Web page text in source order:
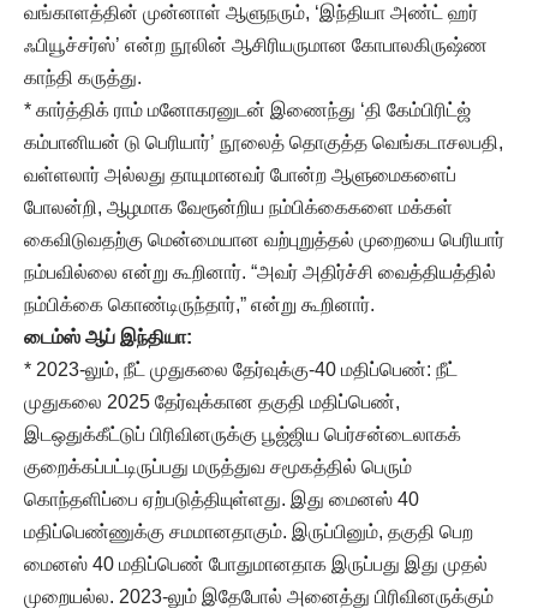
வங்காளத்தின் முன்னாள் ஆளுநரும், ‘இந்தியா அண்ட் ஹர்
ஃபியூச்சர்ஸ்’ என்ற நூலின் ஆசிரியருமான கோபாலகிருஷ்ண
காந்தி கருத்து.
* கார்த்திக் ராம் மனோகரனுடன் இணைந்து ‘தி கேம்பிரிட்ஜ்
கம்பானியன் டு பெரியார்’ நூலைத் தொகுத்த வெங்கடாசலபதி,
வள்ளலார் அல்லது தாயுமானவர் போன்ற ஆளுமைகளைப்
போலன்றி, ஆழமாக வேரூன்றிய நம்பிக்கைகளை மக்கள்
கைவிடுவதற்கு மென்மையான வற்புறுத்தல் முறையை பெரியார்
நம்பவில்லை என்று கூறினார். “அவர் அதிர்ச்சி வைத்தியத்தில்
நம்பிக்கை கொண்டிருந்தார்,” என்று கூறினார்.
டைம்ஸ் ஆப் இந்தியா:
* 2023-லும், நீட் முதுகலை தேர்வுக்கு-40 மதிப்பெண்: நீட்
முதுகலை 2025 தேர்வுக்கான தகுதி மதிப்பெண்,
இடஒதுக்கீட்டுப் பிரிவினருக்கு பூஜ்ஜிய பெர்சன்டைலாகக்
குறைக்கப்பட்டிருப்பது மருத்துவ சமூகத்தில் பெரும்
கொந்தளிப்பை ஏற்படுத்தியுள்ளது. இது மைனஸ் 40
மதிப்பெண்ணுக்கு சமமானதாகும். இருப்பினும், தகுதி பெற
மைனஸ் 40 மதிப்பெண் போதுமானதாக இருப்பது இது முதல்
முறையல்ல. 2023-லும் இதேபோல் அனைத்து பிரிவினருக்கும்